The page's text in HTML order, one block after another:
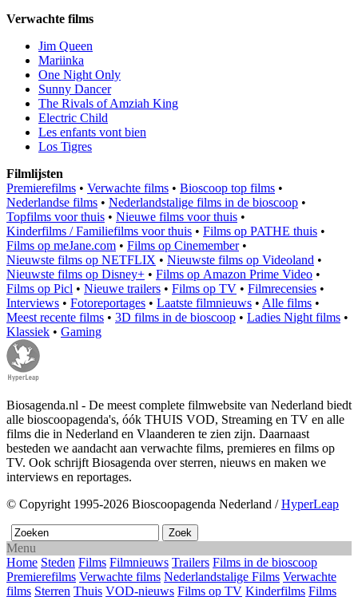
Verwachte films
Jim Queen
Mariinka
One Night Only
Sunny Dancer
The Rivals of Amziah King
Electric Child
Les enfants vont bien
Los Tigres
Filmlijsten
Premierefilms • Verwachte films • Bioscoop top films •
Nederlandse films • Nederlandstalige films in de bioscoop •
Topfilms voor thuis • Nieuwe films voor thuis •
Kinderfilms / Familiefilms voor thuis • Films op PATHE thuis •
Films op meJane.com • Films op Cinemember•
Nieuwste films op NETFLIX • Nieuwste films op Videoland •
Nieuwste films op Disney+ • Films op Amazon Prime Video •
Films op Picl • Nieuwe trailers • Films op TV • Filmrecensies •
Interviews • Fotoreportages • Laatste filmnieuws • Alle films •
Meest recente films • 3D films in de bioscoop • Ladies Night films •
Klassiek • Gaming
Biosagenda.nl - De meest complete filmwebsite van Nederland biedt
alle bioscoopagenda's, óók THUIS VOD, Streaming en TV en alle
films die in Nederland en Vlaanderen te zien zijn. Daarnaast
besteden we aandacht aan verwachte films, premieres en films op
TV. Ook schrijft Biosagenda over sterren, nieuws en maken we
interviews en reportages.
© Copyright 1995-2026 Bioscoopagenda Nederland /HyperLeap
Menu
Home Steden Films Filmnieuws Trailers Films in de bioscoop
Premierefilms Verwachte films Nederlandstalige Films Verwachte
films Sterren Thuis VOD-nieuws Films op TV Kinderfilms Films